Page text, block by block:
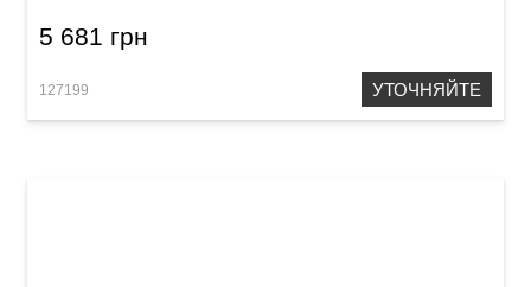
5 681 грн
127199 УТОЧНЯЙТЕ